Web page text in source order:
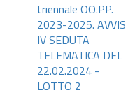
triennale OO.PP.
2023-2025.
IV SEDUTA
TELEMATICA DEL
22.02.2024 -
LOTTO 2